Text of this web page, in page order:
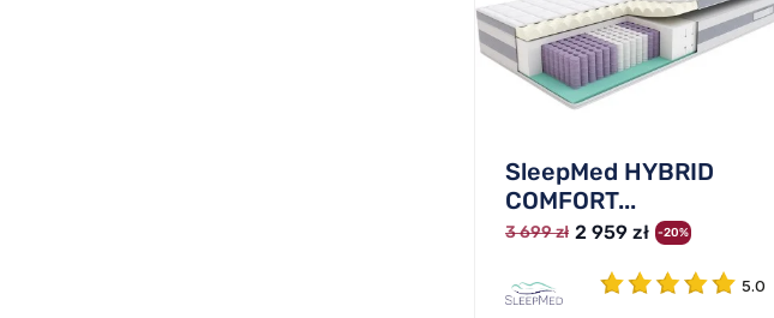
SleepMed HYBRID
COMFORT...
3 699 zł 2 959 zł -20%
5.0